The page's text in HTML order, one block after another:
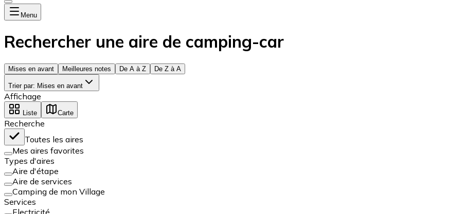
Menu
Rechercher une aire de camping-car
Mises en avant Meilleures notes De A à Z De Z à A
Trier par: Mises en avant
Affichage
Liste Carte
Recherche
Toutes les aires
Mes aires favorites
Types d'aires
Aire d'étape
Aire de services
Camping de mon Village
Services
Electricité